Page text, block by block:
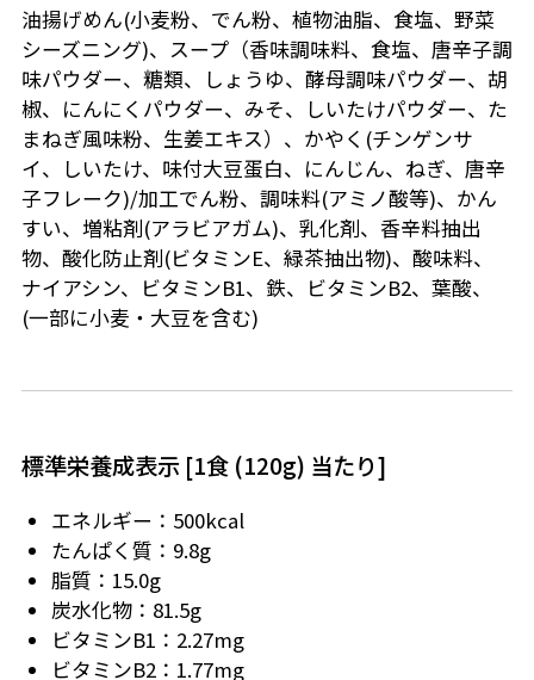
油揚げめん(小麦粉、でん粉、植物油脂、食塩、野菜
シーズニング)、スープ（香味調味料、食塩、唐辛子調
味パウダー、糖類、しょうゆ、酵母調味パウダー、胡
椒、にんにくパウダー、みそ、しいたけパウダー、た
まねぎ風味粉、生姜エキス）、かやく(チンゲンサ
イ、しいたけ、味付大豆蛋白、にんじん、ねぎ、唐辛
子フレーク)/加工でん粉、調味料(アミノ酸等)、かん
すい、増粘剤(アラビアガム)、乳化剤、香辛料抽出
物、酸化防止剤(ビタミンE、緑茶抽出物)、酸味料、
ナイアシン、ビタミンB1、鉄、ビタミンB2、葉酸、
(一部に小麦・大豆を含む)
標準栄養成表示 [1食 (120g) 当たり]
エネルギー：500kcal
たんぱく質：9.8g
脂質：15.0g
炭水化物：81.5g
ビタミンB1：2.27mg
ビタミンB2：1.77mg